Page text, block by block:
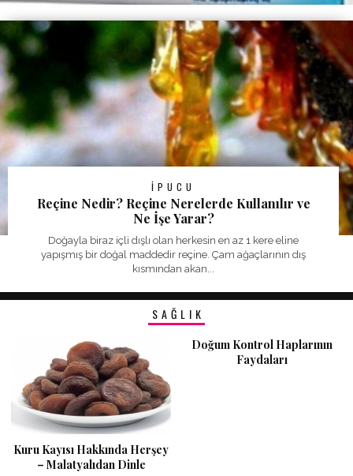
İPUCU
Reçine Nedir? Reçine Nerelerde Kullanılır ve
Ne İşe Yarar?
Doğayla biraz içli dışlı olan herkesin en az 1 kere eline
yapışmış bir doğal maddedir reçine. Çam ağaçlarının dış
kısmından akan...
SAĞLIK
Kuru Kayısı Hakkında Herşey
– Malatyalıdan Dinle
Doğum Kontrol Haplarının
Faydaları